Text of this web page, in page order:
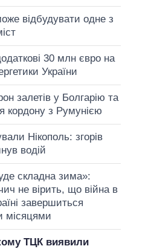
відбудувати одне з
30 млн євро на
України
залетів у Болгарію та
кордону з Румунією
Нікополь: згорів
водій
складна зима»:
не вірить, що війна в
завершиться
місяцями
ТЦК виявили